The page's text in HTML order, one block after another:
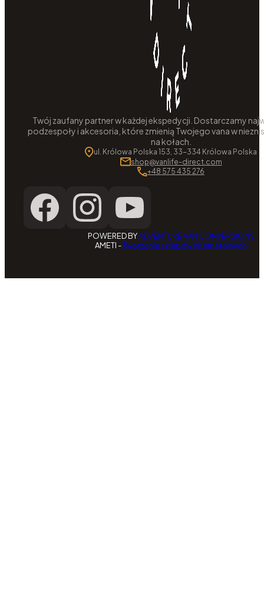
Twój zaufany partner w każdej ekspedycji. Dostarczamy
podzespoły i akcesoria, które zmienią Twojego vana w
na kołach.
ul. Królowa Polska 153, 33-334 Królowa Polska
shop@vanlife-direct.com
+48 575 435 276
POWERED BYADVENTURE VAN CONVERSIONS
AMETI -Tworzenie sklepów internetowych